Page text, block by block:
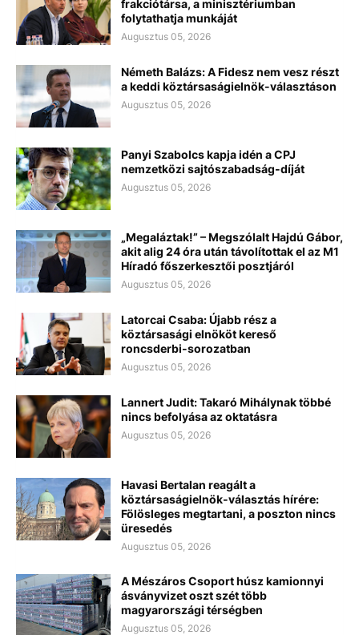
frakciótársa, a minisztériumban
folytathatja munkáját
Augusztus 05, 2026
Németh Balázs: A Fidesz nem vesz részt
a keddi köztársaságielnök-választáson
Augusztus 05, 2026
Panyi Szabolcs kapja idén a CPJ
nemzetközi sajtószabadság-díját
Augusztus 05, 2026
„Megaláztak!” – Megszólalt Hajdú Gábor,
akit alig 24 óra után távolítottak el az M1
Híradó főszerkesztői posztjáról
Augusztus 05, 2026
Latorcai Csaba: Újabb rész a
köztársasági elnököt kereső
roncsderbi-sorozatban
Augusztus 05, 2026
Lannert Judit: Takaró Mihálynak többé
nincs befolyása az oktatásra
Augusztus 05, 2026
Havasi Bertalan reagált a
köztársaságielnök-választás hírére:
Fölösleges megtartani, a poszton nincs
üresedés
Augusztus 05, 2026
A Mészáros Csoport húsz kamionnyi
ásványvizet oszt szét több
magyarországi térségben
Augusztus 05, 2026